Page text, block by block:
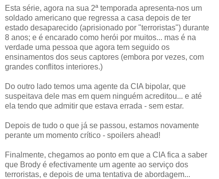
Esta série, agora na sua 2ª temporada apresenta-nos um
soldado americano que regressa a casa depois de ter
estado desaparecido (aprisionado por "terroristas") durante
8 anos; e é encarado como herói por muitos... mas é na
verdade uma pessoa que agora tem seguido os
ensinamentos dos seus captores (embora por vezes, com
grandes conflitos interiores.)
Do outro lado temos uma agente da CIA bipolar, que
suspeitava dele mas em quem ninguém acreditou... e até
ela tendo que admitir que estava errada - sem estar.
Depois de tudo o que já se passou, estamos novamente
perante um momento crítico - spoilers ahead!
Finalmente, chegamos ao ponto em que a CIA fica a saber
que Brody é efectivamente um agente ao serviço dos
terroristas, e depois de uma tentativa de abordagem...